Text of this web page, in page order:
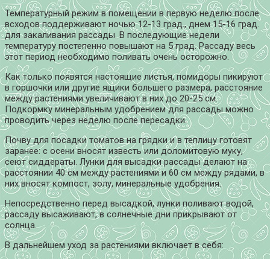
Температурный режим в помещении в первую неделю после
всходов поддерживают ночью 12-13 град., днем 15-16 град.
для закаливания рассады. В последующие недели
температуру постепенно повышают на 5 град. Рассаду весь
этот период необходимо поливать очень осторожно.
Как только появятся настоящие листья, помидоры пикируют
в горшочки или другие ящики большего размера, расстояние
между растениями увеличивают в них до 20-25 см.
Подкормку минеральным удобрением для рассады можно
проводить через неделю после пересадки.
Почву для посадки томатов на грядки и в теплицу готовят
заранее: с осени вносят известь или доломитовую муку,
сеют сиддераты. Лунки для высадки рассады делают на
расстоянии 40 см между растениями и 60 см между рядами, в
них вносят компост, золу, минеральные удобрения.
Непосредственно перед высадкой, лунки поливают водой,
рассаду высаживают, в солнечные дни прикрывают от
солнца.
В дальнейшем уход за растениями включает в себя: